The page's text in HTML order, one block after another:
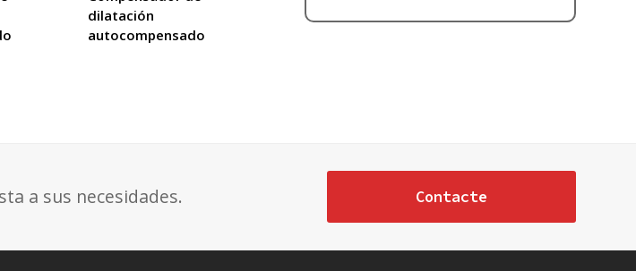
dilatación
autocompensado
a sus necesidades. Contacte